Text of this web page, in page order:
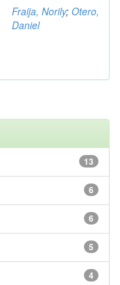
Fraija, Norily; Otero,
Daniel
13
6
6
5
4